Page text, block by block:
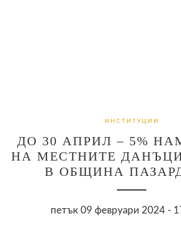
ИНСТИТУЦИИ
ДО 30 АПРИЛ – 5%
НА МЕСТНИТЕ
В ОБЩИНА
петък 09 февруари 2024 -